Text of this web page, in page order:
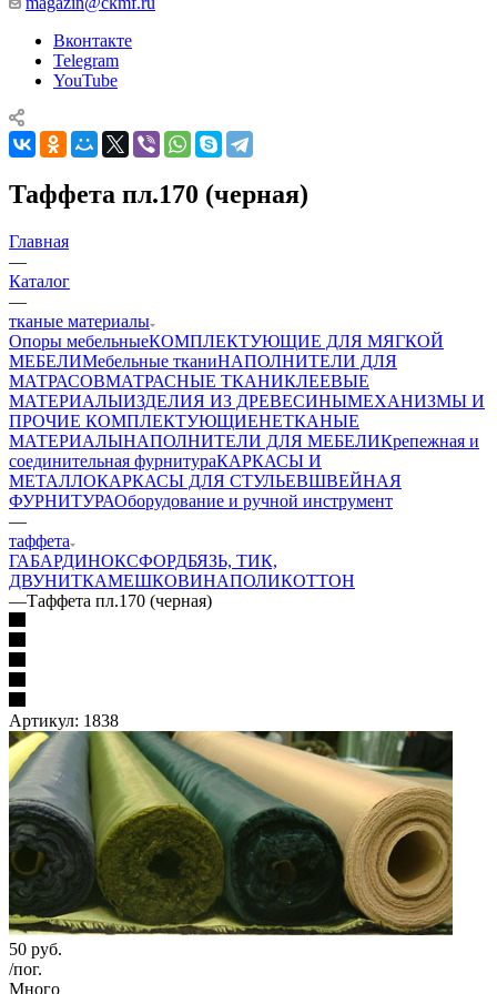
Вконтакте
Telegram
YouTube
Таффета пл.170 (черная)
Главная
—
Каталог
—
тканые материалы
Опоры мебельныеКОМПЛЕКТУЮЩИЕ ДЛЯ МЯГКОЙ
МЕБЕЛИМебельные тканиНАПОЛНИТЕЛИ ДЛЯ
МАТРАСОВМАТРАСНЫЕ ТКАНИКЛЕЕВЫЕ
МАТЕРИАЛЫИЗДЕЛИЯ ИЗ ДРЕВЕСИНЫМЕХАНИЗМЫ И
ПРОЧИЕ КОМПЛЕКТУЮЩИЕНЕТКАНЫЕ
МАТЕРИАЛЫНАПОЛНИТЕЛИ ДЛЯ МЕБЕЛИКрепежная и
соединительная фурнитураКАРКАСЫ И
МЕТАЛЛОКАРКАСЫ ДЛЯ СТУЛЬЕВШВЕЙНАЯ
ФУРНИТУРАОборудование и ручной инструмент
—
таффета
ГАБАРДИНОКСФОРДБЯЗЬ, ТИК,
ДВУНИТКАМЕШКОВИНАПОЛИКОТТОН
—Таффета пл.170 (черная)
Артикул: 1838
50 руб.
/пог.
Много